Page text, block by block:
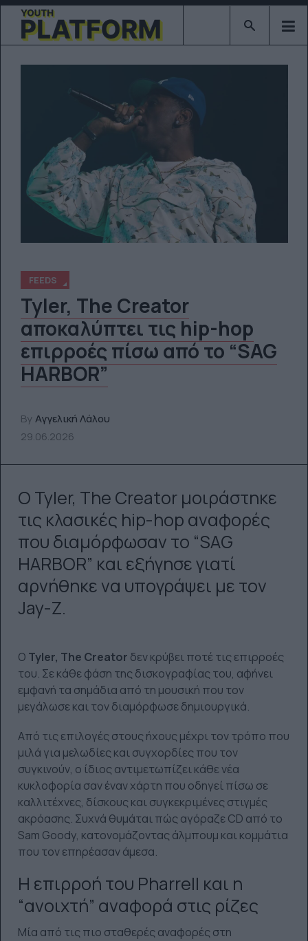
Type 2 or
FEEDS
Tyler, The Creator
αποκαλύπτει τις hip-hop
επιρροές πίσω από το “SAG
HARBOR”
By Αγγελική Λάλου
29.06.2026
Ο Tyler, The Creator μοιράστηκε
τις κλασικές hip-hop αναφορές
που διαμόρφωσαν το “SAG
HARBOR” και εξήγησε γιατί
αρνήθηκε να υπογράψει με τον
Jay-Z.
Ο Tyler, The Creator δεν κρύβει ποτέ τις επιρροές
του. Σε κάθε φάση της δισκογραφίας του, αφήνει
εμφανή τα σημάδια από τη μουσική που τον
μεγάλωσε και τον διαμόρφωσε δημιουργικά.
Από τις επιλογές στους ήχους μέχρι τον τρόπο που
μιλά για μελωδίες και συγχορδίες που τον
συγκινούν, ο ίδιος αντιμετωπίζει κάθε νέα
κυκλοφορία σαν έναν χάρτη που οδηγεί πίσω σε
καλλιτέχνες, δίσκους και συγκεκριμένες στιγμές
ακρόασης. Συχνά θυμάται πώς αγόραζε CD από το
Sam Goody, κατονομάζοντας άλμπουμ και κομμάτια
που τον επηρέασαν άμεσα.
Η επιρροή του Pharrell και η
“ανοιχτή” αναφορά στις ρίζες
Μία από τις πιο σταθερές αναφορές στη